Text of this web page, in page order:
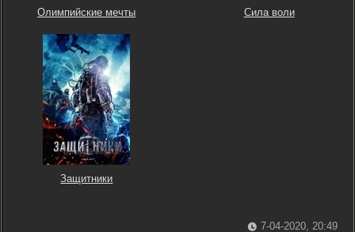
Олимпийские мечты Сила воли
Защитники
7-04-2020, 20:49